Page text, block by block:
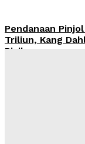
Pendanaan
Triliun, Kang
Risiko